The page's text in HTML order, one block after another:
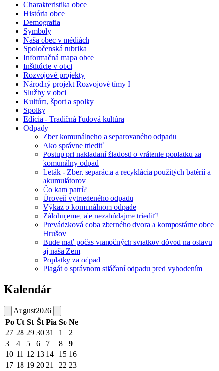
Charakteristika obce
História obce
Demografia
Symboly
Naša obec v médiách
Spoločenská rubrika
Informačná mapa obce
Inštitúcie v obci
Rozvojové projekty
Národný projekt Rozvojové tímy I.
Služby v obci
Kultúra, šport a spolky
Spolky
Edícia - Tradičná ľudová kultúra
Odpady
Zber komunálneho a separovaného odpadu
Ako správne triediť
Postup pri nakladaní žiadosti o vrátenie poplatku za
komunálny odpad
Leták - Zber, separácia a recyklácia použitých batérií a
akumulátorov
Čo kam patrí?
Úroveň vytriedeného odpadu
Výkaz o komunálnom odpade
Zálohujeme, ale nezabúdajme triediť!
Prevádzková doba zberného dvora a kompostárne obce
Hrušov
Bude mať počas vianočných sviatkov dôvod na oslavu
aj naša Zem
Poplatky za odpad
Plagát o správnom stláčaní odpadu pred vyhodením
Kalendár
August2026
Po Ut St Št Pia So Ne
27 28 29 30 31 1
2
3
4 5 6 7 8
9
10 11 12 13 14 15 16
17 18 19 20 21 22 23